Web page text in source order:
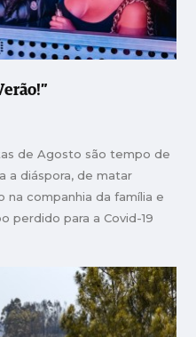
de Agosto são tempo de
a diáspora, de matar
na companhia da família e
perdido para a Covid-19